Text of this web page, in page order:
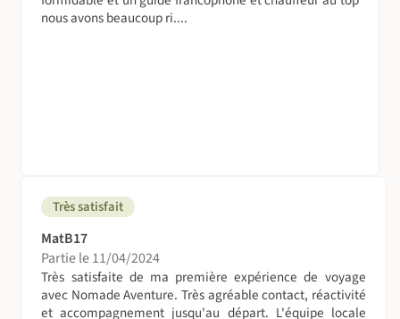
nous avons beaucoup ri....
Très satisfait
MatB17
Partie le 11/04/2024
Très satisfaite de ma première expérience de voyage
avec Nomade Aventure. Très agréable contact, réactivité
et accompagnement jusqu'au départ. L'équipe locale